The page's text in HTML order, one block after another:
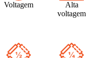
Voltagem
Alta
voltagem